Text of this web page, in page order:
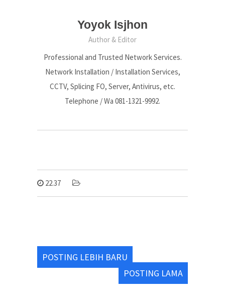
Yoyok Isjhon
Author & Editor
Professional and Trusted Network Services.
Network Installation / Installation Services,
CCTV, Splicing FO, Server, Antivirus, etc.
Telephone / Wa 081-1321-9992.
22.37
POSTING LEBIH BARU
POSTING LAMA